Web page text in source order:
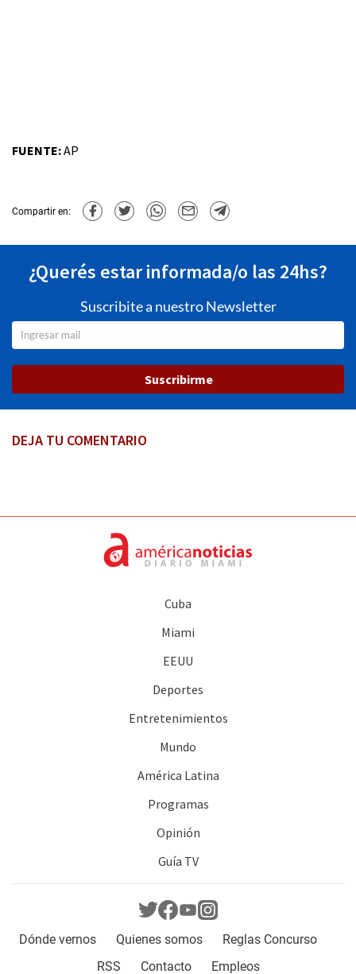
FUENTE:AP
Compartir en:
¿Querés estar informada/o las 24hs?
Suscribite a nuestro Newsletter
Suscribirme
DEJA TU COMENTARIO
Cuba
Miami
EEUU
Deportes
Entretenimientos
Mundo
América Latina
Programas
Opinión
Guía TV
Dónde vernos Quienes somos
Reglas Concurso
RSS
Contacto Empleos